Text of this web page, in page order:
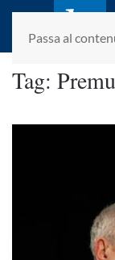
Passa al
Tag: